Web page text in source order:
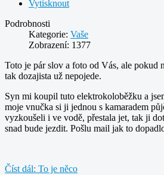
Vytisknout
Podrobnosti
Kategorie: Vaše
Zobrazení: 1377
Toto je pár slov a foto od Vás, ale pokud
tak dozajista už nepojede.
Syn mi koupil tuto elektrokoloběžku a
moje vnučka si ji jednou s kamaradem
vyzkoušeli i ve vodě, přestala jet, tak ji
snad bude jezdit. Pošlu mail jak to
Číst dál: To je něco